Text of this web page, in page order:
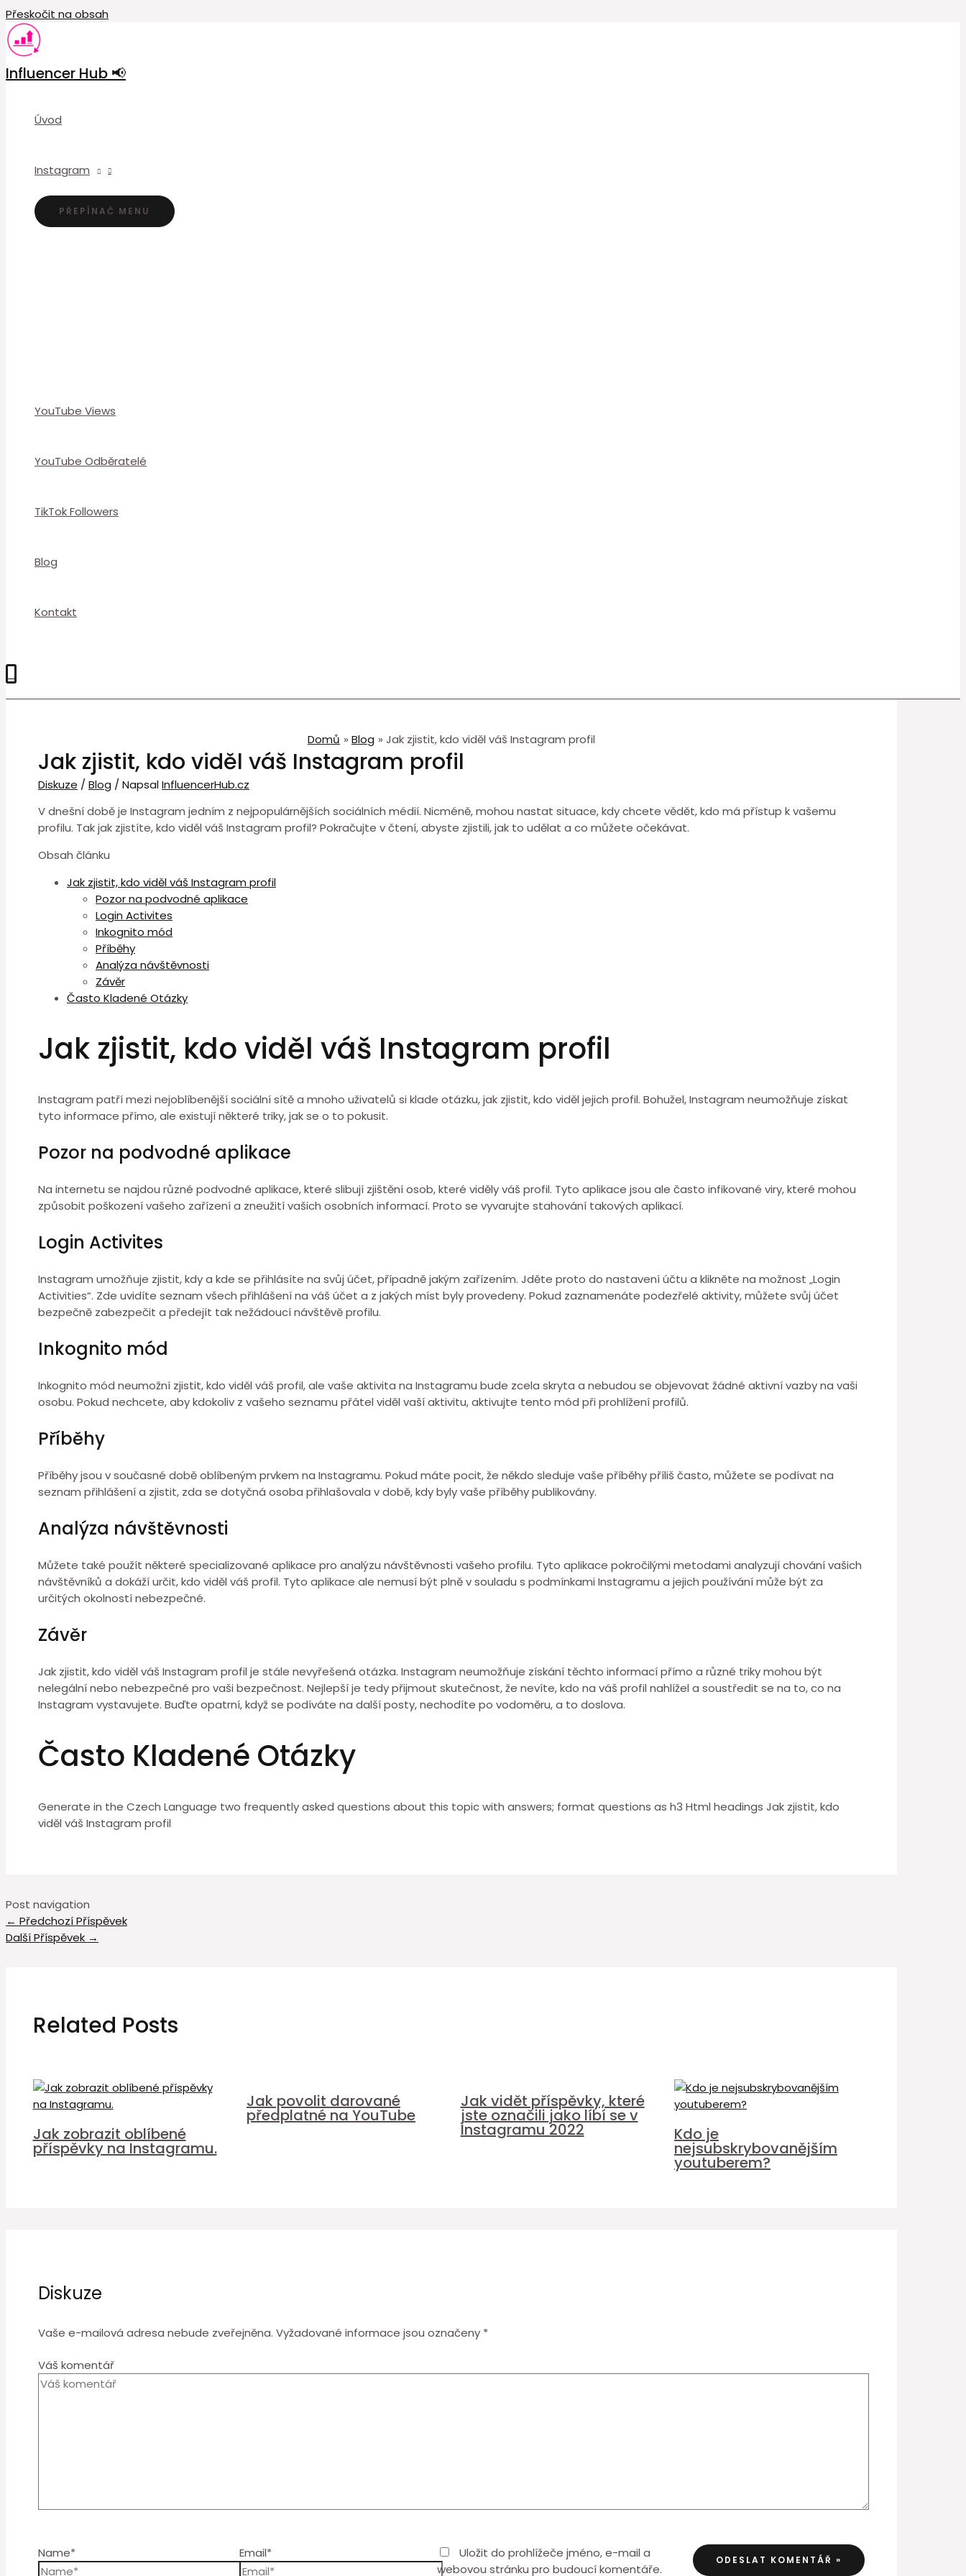
Přeskočit na obsah
Influencer Hub 📢
Úvod
Instagram
PŘEPÍNAČ MENU
YouTube Views
YouTube Odběratelé
TikTok Followers
Blog
Kontakt
Domů Blog Jak zjistit, kdo viděl váš Instagram profil
Jak zjistit, kdo viděl váš Instagram profil
Diskuze / Blog / NapsalInfluencerHub.cz
V dnešní době je Instagram jedním z nejpopulárnějších sociálních médií. Nicméně, mohou nastat situace, kdy chcete vědět, kdo má přístup k vašemu
profilu. Tak jak zjistíte, kdo viděl váš Instagram profil? Pokračujte v čtení, abyste zjistili, jak to udělat a co můžete očekávat.
Obsah článku
Jak zjistit, kdo viděl váš Instagram profil
Pozor na podvodné aplikace
Login Activites
Inkognito mód
Příběhy
Analýza návštěvnosti
Závěr
Často Kladené Otázky
Jak zjistit, kdo viděl váš Instagram profil
Instagram patří mezi nejoblíbenější sociální sítě a mnoho uživatelů si klade otázku, jak zjistit, kdo viděl jejich profil. Bohužel, Instagram neumožňuje získat
tyto informace přímo, ale existují některé triky, jak se o to pokusit.
Pozor na podvodné aplikace
Na internetu se najdou různé podvodné aplikace, které slibují zjištění osob, které viděly váš profil. Tyto aplikace jsou ale často infikované viry, které mohou
způsobit poškození vašeho zařízení a zneužití vašich osobních informací. Proto se vyvarujte stahování takových aplikací.
Login Activites
Instagram umožňuje zjistit, kdy a kde se přihlásíte na svůj účet, případně jakým zařízením. Jděte proto do nastavení účtu a klikněte na možnost „Login
Activities“. Zde uvidíte seznam všech přihlášení na váš účet a z jakých míst byly provedeny. Pokud zaznamenáte podezřelé aktivity, můžete svůj účet
bezpečně zabezpečit a předejít tak nežádoucí návštěvě profilu.
Inkognito mód
Inkognito mód neumožní zjistit, kdo viděl váš profil, ale vaše aktivita na Instagramu bude zcela skryta a nebudou se objevovat žádné aktivní vazby na vaši
osobu. Pokud nechcete, aby kdokoliv z vašeho seznamu přátel viděl vaší aktivitu, aktivujte tento mód při prohlížení profilů.
Příběhy
Příběhy jsou v současné době oblíbeným prvkem na Instagramu. Pokud máte pocit, že někdo sleduje vaše příběhy příliš často, můžete se podívat na
seznam přihlášení a zjistit, zda se dotyčná osoba přihlašovala v době, kdy byly vaše příběhy publikovány.
Analýza návštěvnosti
Můžete také použít některé specializované aplikace pro analýzu návštěvnosti vašeho profilu. Tyto aplikace pokročilými metodami analyzují chování vašich
návštěvníků a dokáží určit, kdo viděl váš profil. Tyto aplikace ale nemusí být plně v souladu s podmínkami Instagramu a jejich používání může být za
určitých okolností nebezpečné.
Závěr
Jak zjistit, kdo viděl váš Instagram profil je stále nevyřešená otázka. Instagram neumožňuje získání těchto informací přímo a různé triky mohou být
nelegální nebo nebezpečné pro vaši bezpečnost. Nejlepší je tedy přijmout skutečnost, že nevíte, kdo na váš profil nahlížel a soustředit se na to, co na
Instagram vystavujete. Buďte opatrní, když se podíváte na další posty, nechodíte po vodoměru, a to doslova.
Často Kladené Otázky
Generate in the Czech Language two frequently asked questions about this topic with answers; format questions as h3 Html headings Jak zjistit, kdo
viděl váš Instagram profil
Post navigation
← Předchozí Příspěvek
Další Příspěvek →
Related Posts
Jak zobrazit oblíbené
příspěvky na Instagramu.
Jak povolit darované
předplatné na YouTube
Jak vidět příspěvky, které
jste označili jako líbí se v
Instagramu 2022 Kdo je
nejsubskrybovanějším
youtuberem?
Diskuze
Vaše e-mailová adresa nebude zveřejněna. Vyžadované informace jsou označeny *
Váš komentář
Name* Email*
Uložit do prohlížeče jméno, e-mail a
webovou stránku pro budoucí komentáře.